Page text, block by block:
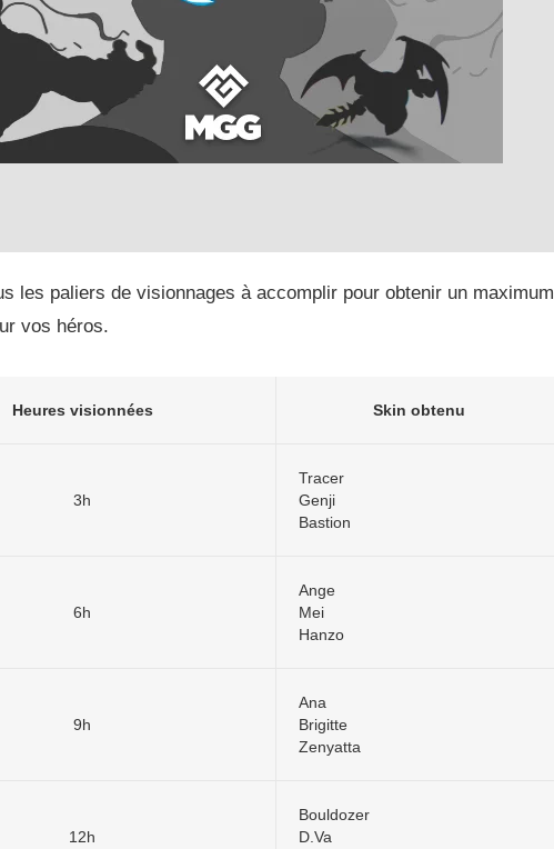
les paliers de visionnages à accomplir pour obtenir un maximum
vos héros.
Heures visionnées Skin obtenu
3h
Tracer
Genji
Bastion
6h
Ange
Mei
Hanzo
9h
Ana
Brigitte
Zenyatta
12h
Bouldozer
D.Va